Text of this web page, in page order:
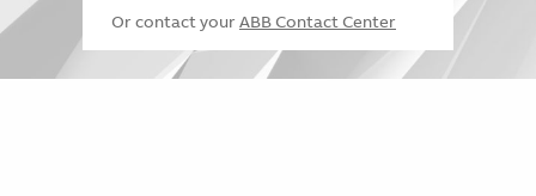
Or contact your ABB Contact Center